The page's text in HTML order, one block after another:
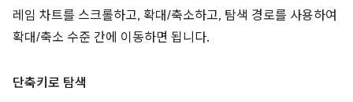
레임 차트를 스크롤하고, 확대/축소하고, 탐색 경로를 사용하여
확대/축소 수준 간에 이동하면 됩니다.
단축키로 탐색